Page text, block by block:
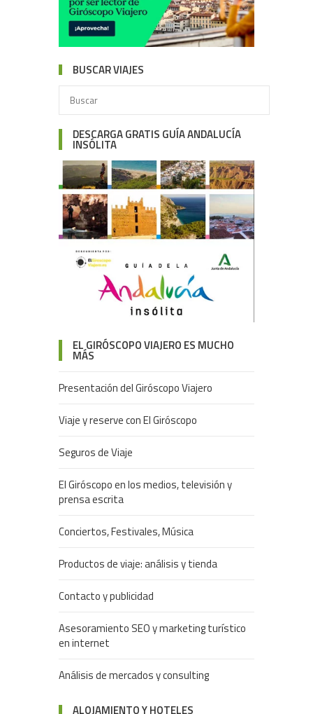
BUSCAR VIAJES
DESCARGA GRATIS GUÍA ANDALUCÍA
INSÓLITA
EL GIRÓSCOPO VIAJERO ES MUCHO
MÁS
Presentación del Giróscopo Viajero
Viaje y reserve con El Giróscopo
Seguros de Viaje
El Giróscopo en los medios, televisión y
prensa escrita
Conciertos, Festivales, Música
Productos de viaje: análisis y tienda
Contacto y publicidad
Asesoramiento SEO y marketing turístico
en internet
Análisis de mercados y consulting
ALOJAMIENTO Y HOTELES